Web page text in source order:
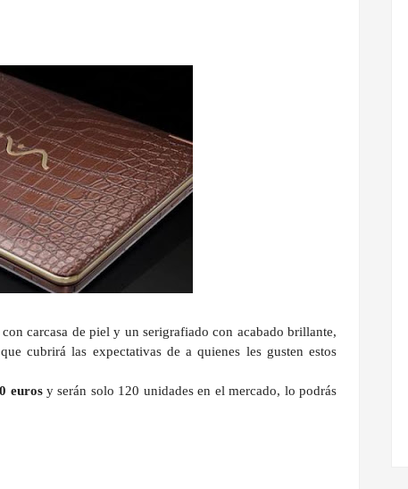
carcasa de piel y un serigrafiado con acabado brillante,
cubrirá las expectativas de a quienes les gusten estos
eurosy serán solo 120 unidades en el mercado, lo podrás